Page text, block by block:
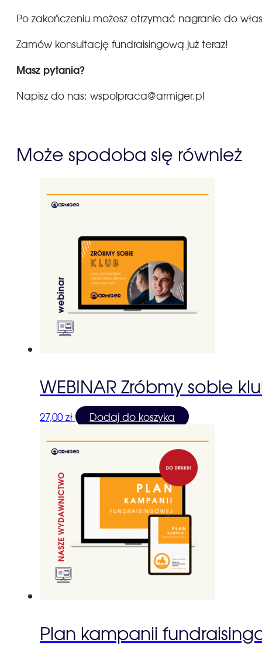
Po zakończeniu możesz otrzymać nagranie do
Zamów konsultację fundraisingową już teraz!
Masz pytania?
Napisz do nas: wspolpraca@armiger.pl
Może spodoba się również
WEBINAR Zróbmy sobie
27,00 zł Dodaj do koszyka
Plan kampanii